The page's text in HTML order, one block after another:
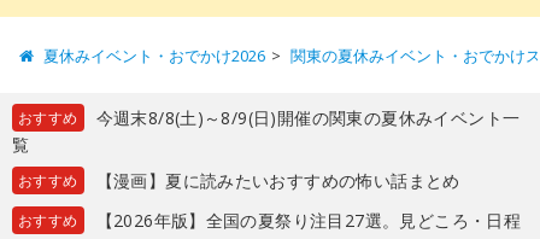
夏休みイベント・おでかけ2026 関東の夏休みイベント・おでかけ
おすすめ
今週末8/8(土)～8/9(日)開催の関東の夏休みイベント一
覧
おすすめ 【漫画】夏に読みたいおすすめの怖い話まとめ
おすすめ
【2026年版】全国の夏祭り注目27選。見どころ・日程